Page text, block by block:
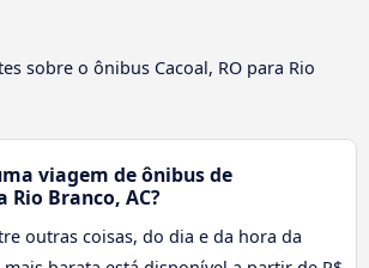
sobre o ônibus Cacoal, RO para Rio
viagem de ônibus de
Rio Branco, AC?
outras coisas, do dia e da hora da